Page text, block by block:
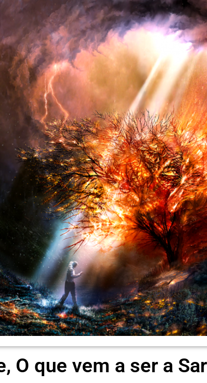
O que vem a ser a